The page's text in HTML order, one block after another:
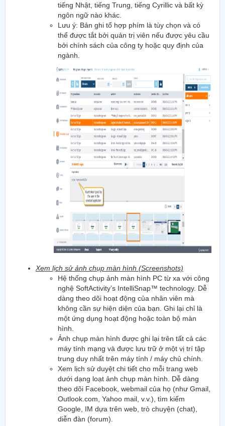
tiếng Nhật, tiếng Trung, tiếng Cyrillic và bất kỳ
ngôn ngữ nào khác.
Lưu ý: Bản ghi tổ hợp phím là tùy chọn và có
thể được tắt bởi quản trị viên nếu được yêu cầu
bởi chính sách của công ty hoặc quy định của
ngành.
Xem lịch sử ảnh chụp màn hình (Screenshots)
Hệ thống chụp ảnh màn hình PC từ xa với công
nghệ SoftActivity’s IntelliSnap™ technology. Dễ
dàng theo dõi hoạt động của nhân viên mà
không cần sự hiện diện của bạn. Ghi lại chỉ là
một ứng dụng hoạt động hoặc toàn bộ màn
hình.
Ảnh chụp màn hình được ghi lại trên tất cả các
máy tính mạng và được lưu trữ ở một vị trí tập
trung duy nhất trên máy tính / máy chủ chính.
Xem lịch sử duyệt chi tiết cho mỗi trang web
dưới dạng loạt ảnh chụp màn hình. Dễ dàng
theo dõi Facebook, webmail của họ (như Gmail,
Outlook.com, Yahoo mail, v.v.), tìm kiếm
Google, IM dựa trên web, trò chuyện (chat),
diễn đàn (forum).